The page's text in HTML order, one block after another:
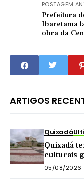
POSTAGEM
Prefeitura
Ibaretama
obra da
seletiva
ARTIGOS
Quixadá
Quixadá
culturais
05/08/2026